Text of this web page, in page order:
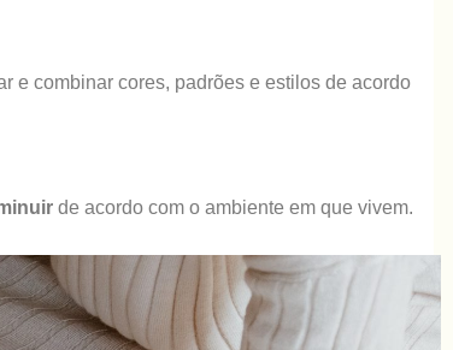
e combinar cores, padrões e estilos de acordo
de acordo com o ambiente em que vivem.